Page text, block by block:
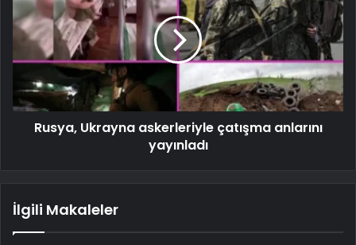
Rusya, Ukrayna askerleriyle çatışma anlarını
yayınladı
İlgili Makaleler